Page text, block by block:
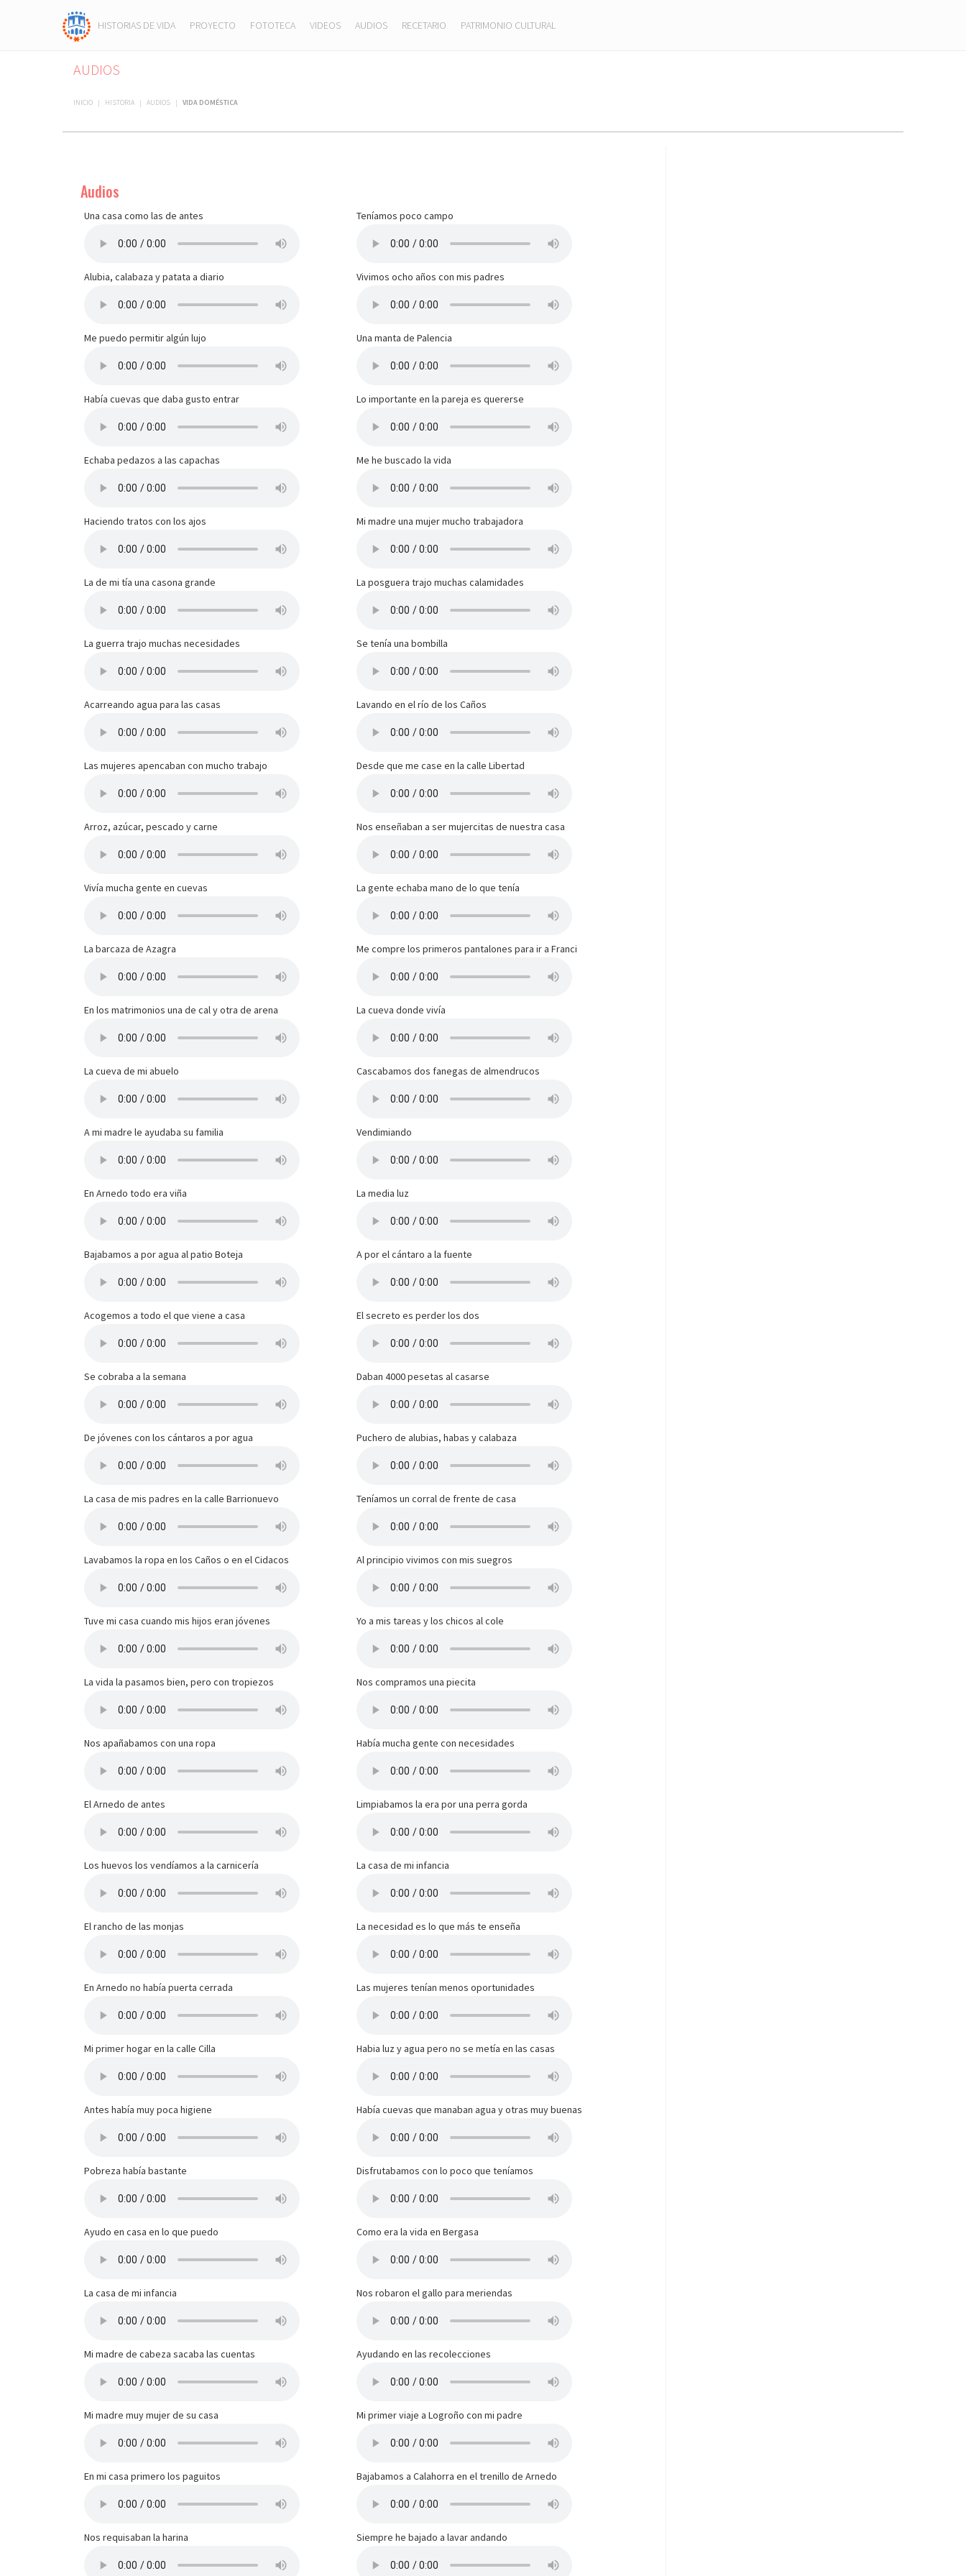
HISTORIAS DE VIDA PROYECTO FOTOTECA VIDEOS AUDIOS RECETARIO PATRIMONIO CULTURAL
AUDIOS
INICIO | HISTORIA | AUDIOS | VIDA DOMÉSTICA
Audios
Una casa como las de antes Teníamos poco campo
Alubia, calabaza y patata a diario Vivimos ocho años con mis padres
Me puedo permitir algún lujo Una manta de Palencia
Había cuevas que daba gusto entrar Lo importante en la pareja es quererse
Echaba pedazos a las capachas Me he buscado la vida
Haciendo tratos con los ajos Mi madre una mujer mucho trabajadora
La de mi tía una casona grande La posguera trajo muchas calamidades
La guerra trajo muchas necesidades Se tenía una bombilla
Acarreando agua para las casas Lavando en el río de los Caños
Las mujeres apencaban con mucho trabajo Desde que me case en la calle Libertad
Arroz, azúcar, pescado y carne Nos enseñaban a ser mujercitas de nuestra casa
Vivía mucha gente en cuevas La gente echaba mano de lo que tenía
La barcaza de Azagra Me compre los primeros pantalones para ir a Franci
En los matrimonios una de cal y otra de arena La cueva donde vivía
La cueva de mi abuelo Cascabamos dos fanegas de almendrucos
A mi madre le ayudaba su familia Vendimiando
En Arnedo todo era viña La media luz
Bajabamos a por agua al patio Boteja A por el cántaro a la fuente
Acogemos a todo el que viene a casa El secreto es perder los dos
Se cobraba a la semana Daban 4000 pesetas al casarse
De jóvenes con los cántaros a por agua Puchero de alubias, habas y calabaza
La casa de mis padres en la calle Barrionuevo Teníamos un corral de frente de casa
Lavabamos la ropa en los Caños o en el Cidacos Al principio vivimos con mis suegros
Tuve mi casa cuando mis hijos eran jóvenes Yo a mis tareas y los chicos al cole
La vida la pasamos bien, pero con tropiezos Nos compramos una piecita
Nos apañabamos con una ropa Había mucha gente con necesidades
El Arnedo de antes Limpiabamos la era por una perra gorda
Los huevos los vendíamos a la carnicería La casa de mi infancia
El rancho de las monjas La necesidad es lo que más te enseña
En Arnedo no había puerta cerrada Las mujeres tenían menos oportunidades
Mi primer hogar en la calle Cilla Habia luz y agua pero no se metía en las casas
Antes había muy poca higiene Había cuevas que manaban agua y otras muy buenas
Pobreza había bastante Disfrutabamos con lo poco que teníamos
Ayudo en casa en lo que puedo Como era la vida en Bergasa
La casa de mi infancia Nos robaron el gallo para meriendas
Mi madre de cabeza sacaba las cuentas Ayudando en las recolecciones
Mi madre muy mujer de su casa Mi primer viaje a Logroño con mi padre
En mi casa primero los paguitos Bajabamos a Calahorra en el trenillo de Arnedo
Nos requisaban la harina Siempre he bajado a lavar andando